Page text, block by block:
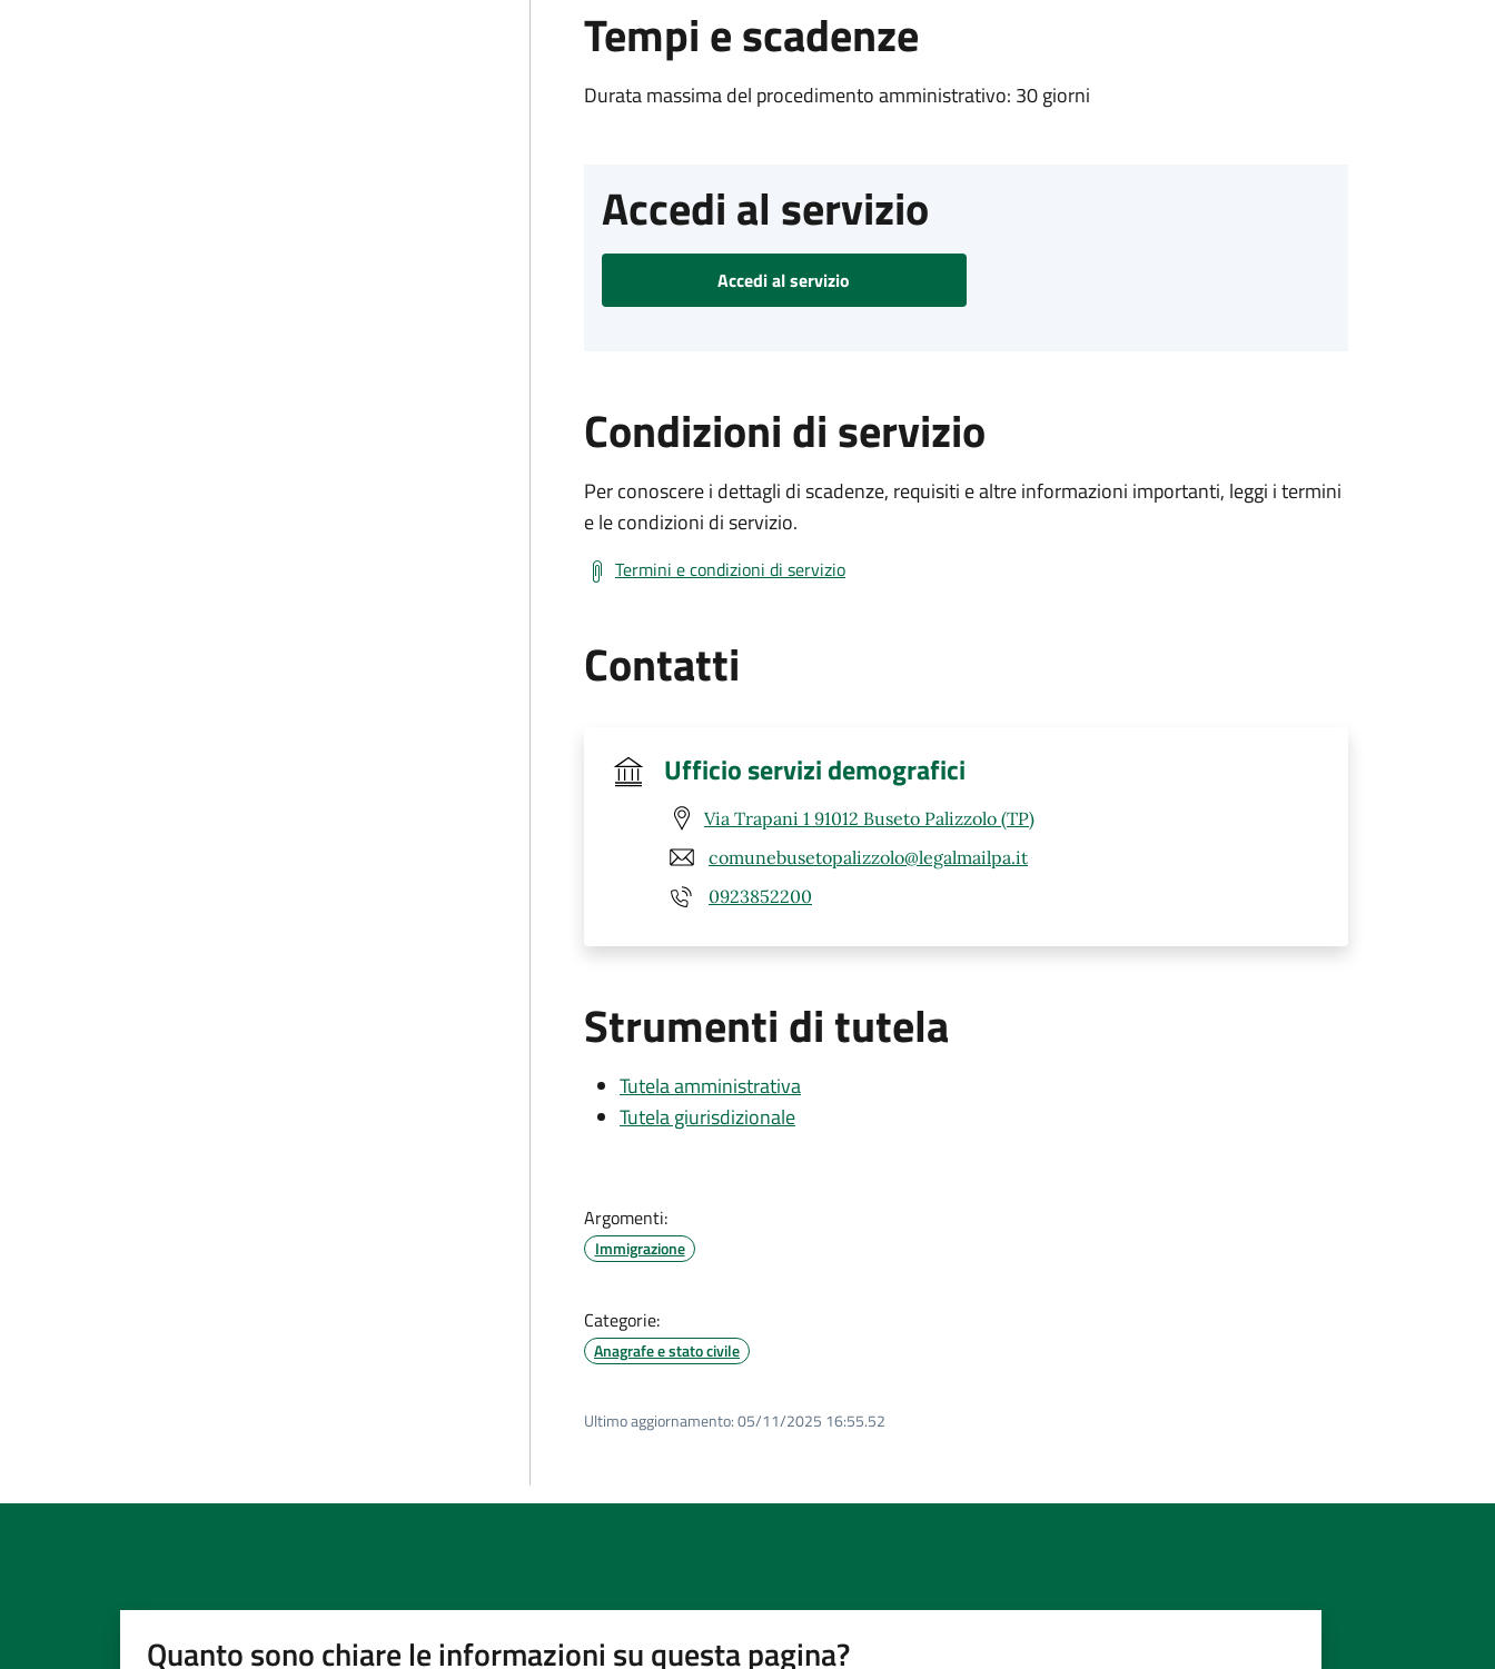
Tempi e scadenze
Durata massima del procedimento amministrativo: 30 giorni
Accedi al servizio
Accedi al servizio
Condizioni di servizio
Per conoscere i dettagli di scadenze, requisiti e altre informazioni importanti, leggi i termini
e le condizioni di servizio.
Termini e condizioni di servizio
Contatti
Ufficio servizi demografici
Via Trapani 1 91012 Buseto Palizzolo (TP)
comunebusetopalizzolo@legalmailpa.it
0923852200
Strumenti di tutela
Tutela amministrativa
Tutela giurisdizionale
Argomenti:
Immigrazione
Categorie:
Anagrafe e stato civile
Ultimo aggiornamento:05/11/2025 16:55.52
Quanto sono chiare le informazioni su questa pagina?